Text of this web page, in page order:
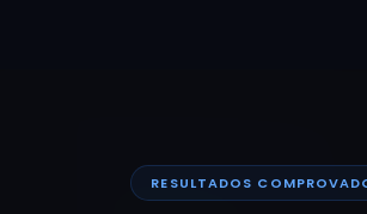
RESULTADOS